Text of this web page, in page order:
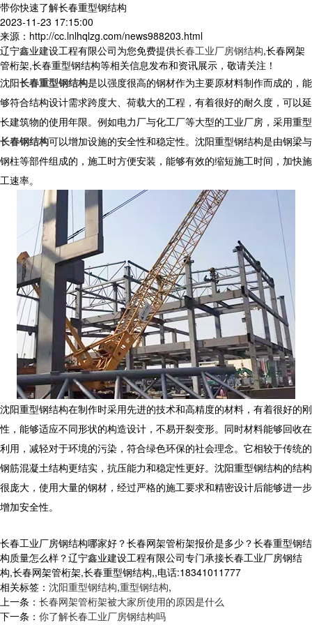
带你快速了解长春重型钢结构
2023-11-23 17:15:00
来源：http://cc.lnlhqlzg.com/news988203.html
辽宁鑫业建设工程有限公司为您免费提供长春工业厂房钢结构,长春网架
管桁架,长春重型钢结构等相关信息发布和资讯展示，敬请关注！
沈阳长春重型钢结构是以强度很高的钢材作为主要原材料制作而成的，能
够符合结构设计需求跨度大、荷载大的工程，有着很好的耐久度，可以延
长建筑物的使用年限。例如电力厂与化工厂等大型的工业厂房，采用重型
长春钢结构可以增加设施的安全性和稳定性。沈阳重型钢结构是由钢梁与
钢柱等部件组成的，施工时方便安装，能够有效的缩短施工时间，加快施
工速率。
沈阳重型钢结构在制作时采用先进的技术和高精度的材料，有着很好的刚
性，能够适应不同形状的构造设计，不易开裂变形。同时材料能够回收在
利用，减轻对于环境的污染，符合绿色环保的社会理念。它相较于传统的
钢筋混凝土结构更结实，抗压能力和稳定性更好。沈阳重型钢结构的结构
很庞大，使用大量的钢材，经过严格的施工要求和精密设计后能够进一步
增加安全性。
长春工业厂房钢结构哪家好？长春网架管桁架报价是多少？长春重型钢结
构质量怎么样？辽宁鑫业建设工程有限公司专门承接长春工业厂房钢结
构,长春网架管桁架,长春重型钢结构,,电话:18341011777
相关标签： 沈阳重型钢结构,重型钢结构,
上一条： 长春网架管桁架被大家所使用的原因是什么
下一条： 你了解长春工业厂房钢结构吗